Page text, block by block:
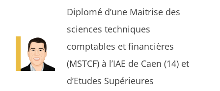
Diplomé d’une Maitrise des
sciences techniques
comptables et financières
(MSTCF) à l’IAE de Caen (14) et
d’Etudes Supérieures